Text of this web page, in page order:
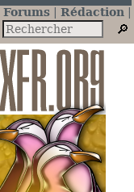
Forums
Rédaction